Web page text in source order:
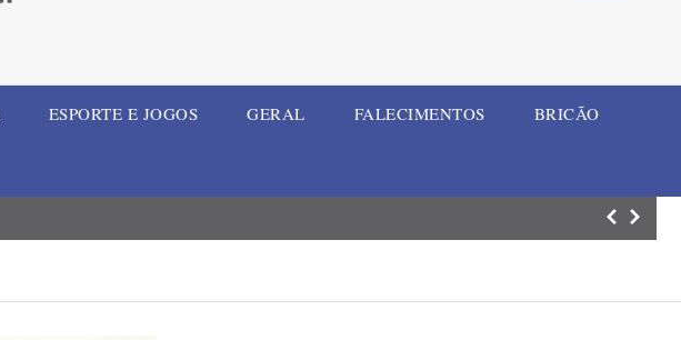
ESPORTE E JOGOS GERAL FALECIMENTOS BRICÃO
Comaja